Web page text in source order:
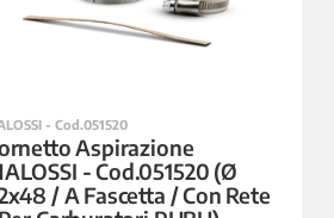
- Cod.051520
Aspirazione
- Cod.051520 (Ø
/ A Fascetta / Con Rete